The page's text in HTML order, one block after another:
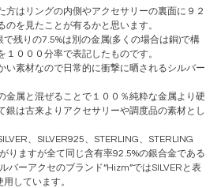
方はリングの内側やアクセサリーの裏面に９２
のを見たことが有るかと思います。
残りの7.5%は別の金属(多くの場合は銅)で構
１０００分率で表記したものです。
い素材なので日常的に衝撃に晒されるシルバー
金属と混ぜることで１００％純粋な金属より硬
銀は古来よりアクセサリーや調度品の素材とし
、SILVER925、STERLING、STERLING
りますが全て同じ含有率92.5%の銀合金である
バーアクセのブランド“Hizm”ではSILVERと表
しています。